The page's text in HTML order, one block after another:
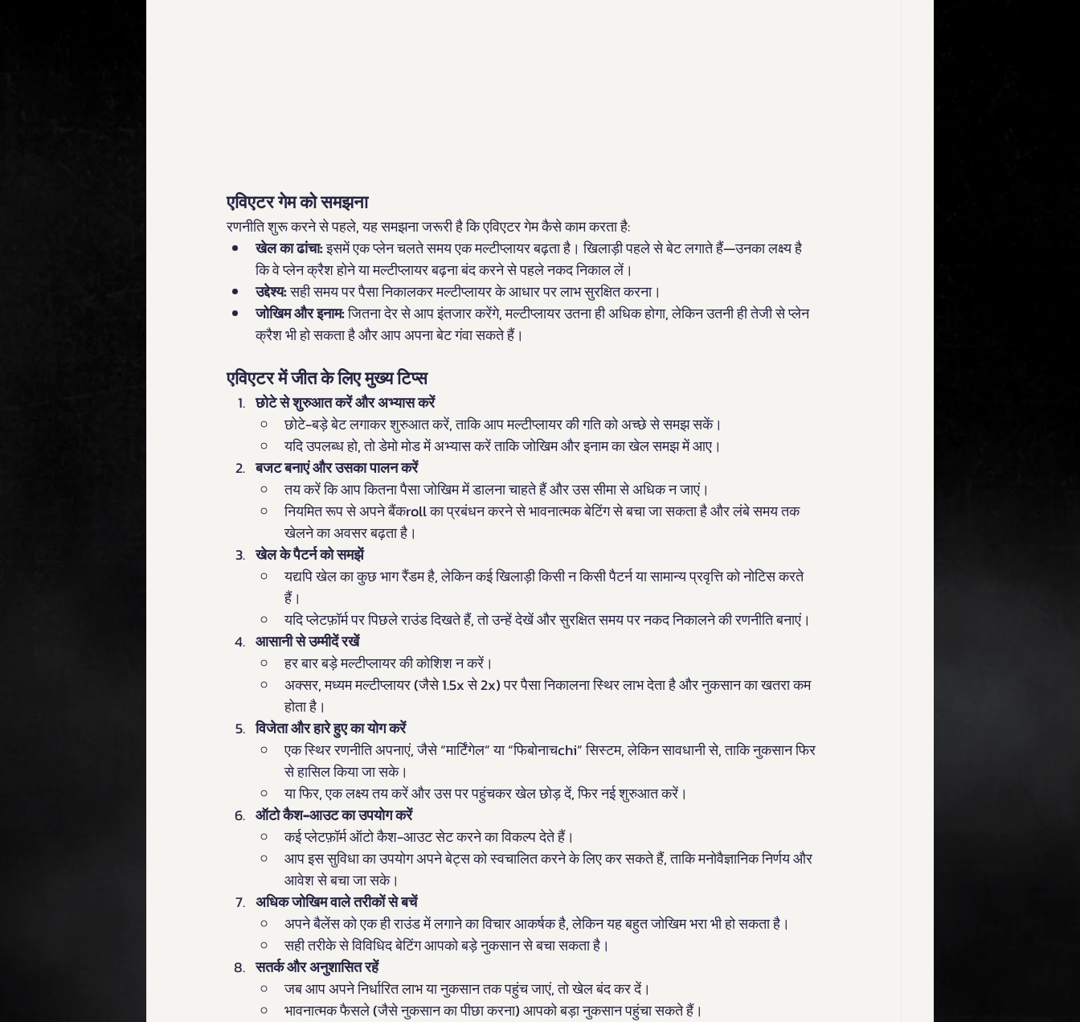
एविएटर गेम को समझना
रणनीति शुरू करने से पहले, यह समझना जरूरी है कि एविएटर गेम कैसे काम करता है:
खेल का ढांचा: इसमें एक प्लेन चलते समय एक मल्टीप्लायर बढ़ता है। खिलाड़ी पहले से बेट लगाते हैं—उनका लक्ष्य है
कि वे प्लेन क्रैश होने या मल्टीप्लायर बढ़ना बंद करने से पहले नकद निकाल लें।
उद्देश्य: सही समय पर पैसा निकालकर मल्टीप्लायर के आधार पर लाभ सुरक्षित करना।
जोखिम और इनाम: जितना देर से आप इंतजार करेंगे, मल्टीप्लायर उतना ही अधिक होगा, लेकिन उतनी ही तेजी से प्लेन
क्रैश भी हो सकता है और आप अपना बेट गंवा सकते हैं।
एविएटर में जीत के लिए मुख्य टिप्स
छोटे से शुरुआत करें और अभ्यास करें
छोटे-बड़े बेट लगाकर शुरुआत करें, ताकि आप मल्टीप्लायर की गति को अच्छे से समझ सकें।
यदि उपलब्ध हो, तो डेमो मोड में अभ्यास करें ताकि जोखिम और इनाम का खेल समझ में आए।
बजट बनाएं और उसका पालन करें
तय करें कि आप कितना पैसा जोखिम में डालना चाहते हैं और उस सीमा से अधिक न जाएं।
नियमित रूप से अपने बैंकroll का प्रबंधन करने से भावनात्मक बेटिंग से बचा जा सकता है और लंबे समय तक
खेलने का अवसर बढ़ता है।
खेल के पैटर्न को समझें
यद्यपि खेल का कुछ भाग रैंडम है, लेकिन कई खिलाड़ी किसी न किसी पैटर्न या सामान्य प्रवृत्ति को नोटिस करते
हैं।
यदि प्लेटफ़ॉर्म पर पिछले राउंड दिखते हैं, तो उन्हें देखें और सुरक्षित समय पर नकद निकालने की रणनीति बनाएं।
आसानी से उम्मीदें रखें
हर बार बड़े मल्टीप्लायर की कोशिश न करें।
अक्सर, मध्यम मल्टीप्लायर (जैसे 1.5x से 2x) पर पैसा निकालना स्थिर लाभ देता है और नुकसान का खतरा कम
होता है।
विजेता और हारे हुए का योग करें
एक स्थिर रणनीति अपनाएं, जैसे “मार्टिंगेल” या “फिबोनाचchi” सिस्टम, लेकिन सावधानी से, ताकि नुकसान फिर
से हासिल किया जा सके।
या फिर, एक लक्ष्य तय करें और उस पर पहुंचकर खेल छोड़ दें, फिर नई शुरुआत करें।
ऑटो कैश-आउट का उपयोग करें
कई प्लेटफ़ॉर्म ऑटो कैश-आउट सेट करने का विकल्प देते हैं।
आप इस सुविधा का उपयोग अपने बेट्स को स्वचालित करने के लिए कर सकते हैं, ताकि मनोवैज्ञानिक निर्णय और
आवेश से बचा जा सके।
अधिक जोखिम वाले तरीकों से बचें
अपने बैलेंस को एक ही राउंड में लगाने का विचार आकर्षक है, लेकिन यह बहुत जोखिम भरा भी हो सकता है।
सही तरीके से विविधिद बेटिंग आपको बड़े नुकसान से बचा सकता है।
सतर्क और अनुशासित रहें
जब आप अपने निर्धारित लाभ या नुकसान तक पहुंच जाएं, तो खेल बंद कर दें।
भावनात्मक फैसले (जैसे नुकसान का पीछा करना) आपको बड़ा नुकसान पहुंचा सकते हैं।